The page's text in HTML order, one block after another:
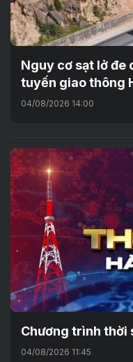
Nguy cơ sạt lở đe
tuyến giao thông
04/08/2026 14:00
Chương trình
04/08/2026 11:45